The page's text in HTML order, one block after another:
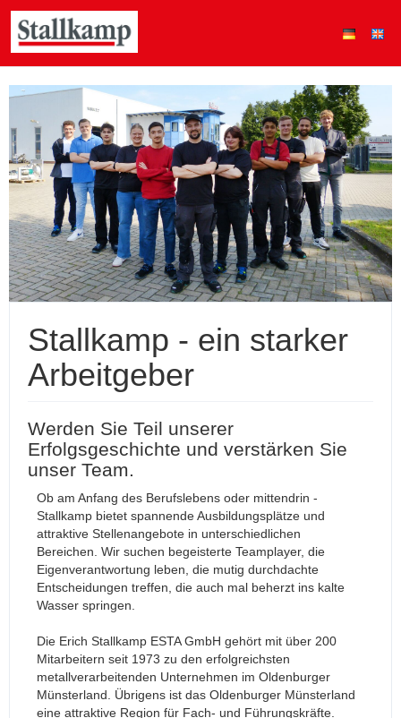
Stallkamp - ein starker
Arbeitgeber
Werden Sie Teil unserer
Erfolgsgeschichte und verstärken Sie
unser Team.
Ob am Anfang des Berufslebens oder mittendrin -
Stallkamp bietet spannende Ausbildungsplätze und
attraktive Stellenangebote in unterschiedlichen
Bereichen. Wir suchen begeisterte Teamplayer, die
Eigenverantwortung leben, die mutig durchdachte
Entscheidungen treffen, die auch mal beherzt ins kalte
Wasser springen.
Die Erich Stallkamp ESTA GmbH gehört mit über 200
Mitarbeitern seit 1973 zu den erfolgreichsten
metallverarbeitenden Unternehmen im Oldenburger
Münsterland. Übrigens ist das Oldenburger Münsterland
eine attraktive Region für Fach- und Führungskräfte.